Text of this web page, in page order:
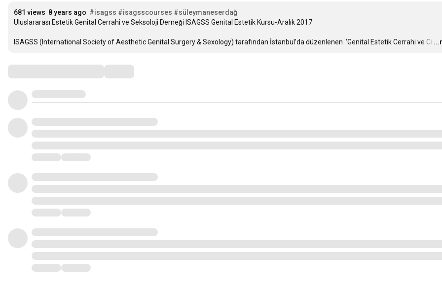
681 views 8 years ago #isagss #isagsscourses #süleymaneserdağ
Uluslararası Estetik Genital Cerrahi ve Seksoloji Derneği ISAGSS Genital Estetik Kursu-Aralık 2017
ISAGSS (International Society of Aesthetic Genital Surgery & Sexology) tarafından İstanbul’da düzenlenen  ‘Genital Estetik Cerrahi ve Ci …